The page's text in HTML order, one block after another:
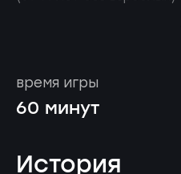
время игры
60 минут
История